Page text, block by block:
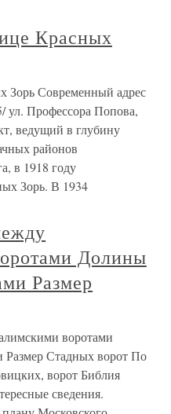
Красных
Зорь Современный адрес
ул. Профессора Попова,
ведущий в глубину
районов
в 1918 году
Зорь. В 1934
Долины
Размер
воротами
Стадных ворот По
ворот Библия
сведения.